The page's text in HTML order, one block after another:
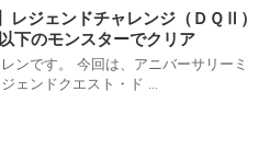
レジェンドチャレンジ（ＤＱⅡ）
下のモンスターでクリア
ンです。 今回は、アニバーサリーミ
ェンドクエスト・ド ...